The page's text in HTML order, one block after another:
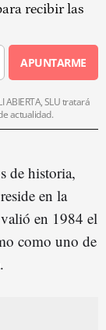
recibir las
APUNTARME
ABIERTA, SLU tratará
actualidad.
de historia,
en la
en 1984 el
como uno de